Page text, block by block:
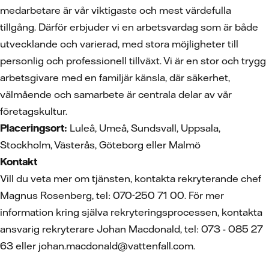
medarbetare är vår viktigaste och mest värdefulla
tillgång. Därför erbjuder vi en arbetsvardag som är både
utvecklande och varierad, med stora möjligheter till
personlig och professionell tillväxt. Vi är en stor och trygg
arbetsgivare med en familjär känsla, där säkerhet,
välmående och samarbete är centrala delar av vår
företagskultur.
Placeringsort: Luleå, Umeå, Sundsvall, Uppsala,
Stockholm, Västerås, Göteborg eller Malmö
Kontakt
Vill du veta mer om tjänsten, kontakta rekryterande chef
Magnus Rosenberg, tel: 070-250 71 00. För mer
information kring själva rekryteringsprocessen, kontakta
ansvarig rekryterare Johan Macdonald, tel: 073 - 085 27
63 eller johan.macdonald@vattenfall.com.